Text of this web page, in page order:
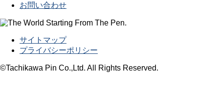
お問い合わせ
サイトマップ
プライバシーポリシー
©Tachikawa Pin Co.,Ltd. All Rights Reserved.